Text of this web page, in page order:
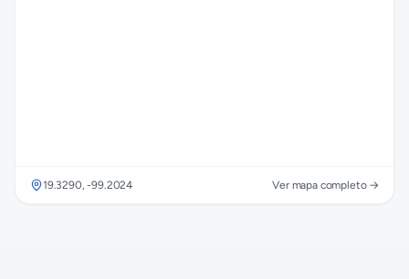
19.3290,-99.2024 Ver mapa completo →